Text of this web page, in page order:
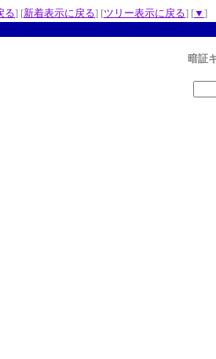
る] [新着表示に戻る] [ツリー表示に戻る] [▼ ]
暗証